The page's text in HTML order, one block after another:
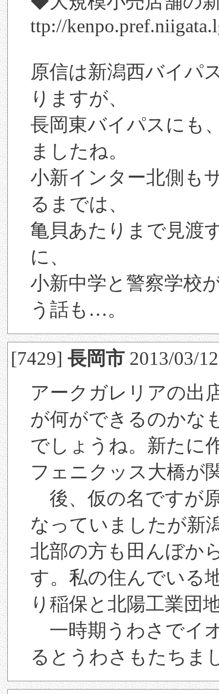
ttp://
原信は新潟西バイパ
りますが、
長岡東バイパスにも
ましたね。
小新インター北側も
るまでは、
亀貝あたりまで見渡
に、
小新中学と警察学校
う話も…。
[7429]長岡市 2013/03/
アークガレリアの出
が何ができるのかな
でしょうね。新たに
フェニクッス大橋が
後、仮の名ですが
なっていましたが新
北部の方も田んぼか
す。私の住んでいる
り稲保と北陽工業団
一時期うわさでイ
るとうわさもたちま